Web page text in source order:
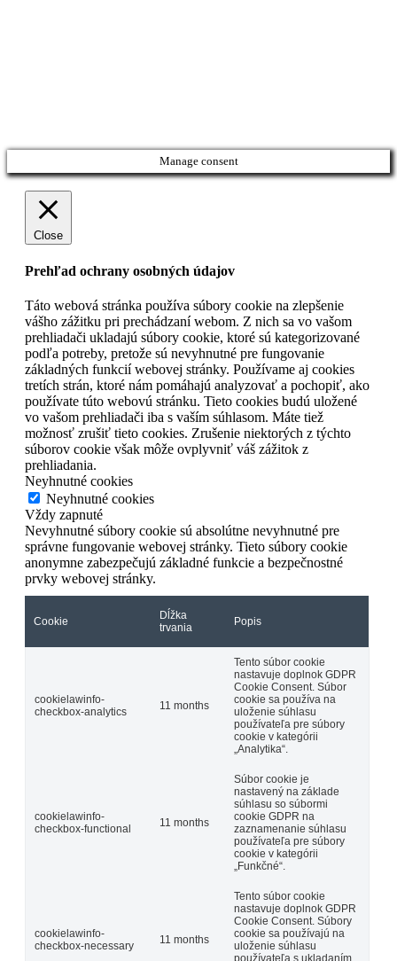
Manage consent
Close
Prehľad ochrany osobných údajov
Táto webová stránka používa súbory cookie na zlepšenie
vášho zážitku pri prechádzaní webom. Z nich sa vo vašom
prehliadači ukladajú súbory cookie, ktoré sú kategorizované
podľa potreby, pretože sú nevyhnutné pre fungovanie
základných funkcií webovej stránky. Používame aj cookies
tretích strán, ktoré nám pomáhajú analyzovať a pochopiť, ako
používate túto webovú stránku. Tieto cookies budú uložené
vo vašom prehliadači iba s vaším súhlasom. Máte tiež
možnosť zrušiť tieto cookies. Zrušenie niektorých z týchto
súborov cookie však môže ovplyvniť váš zážitok z
prehliadania.
Neyhnutné cookies
Neyhnutné cookies
Vždy zapnuté
Nevyhnutné súbory cookie sú absolútne nevyhnutné pre
správne fungovanie webovej stránky. Tieto súbory cookie
anonymne zabezpečujú základné funkcie a bezpečnostné
prvky webovej stránky.
Cookie
Dĺžka
trvania
Popis
cookielawinfo-
checkbox-analytics
11 months
Tento súbor cookie
nastavuje doplnok GDPR
Cookie Consent. Súbor
cookie sa používa na
uloženie súhlasu
používateľa pre súbory
cookie v kategórii
„Analytika“.
cookielawinfo-
checkbox-functional
11 months
Súbor cookie je
nastavený na základe
súhlasu so súbormi
cookie GDPR na
zaznamenanie súhlasu
používateľa pre súbory
cookie v kategórii
„Funkčné“.
cookielawinfo-
checkbox-necessary
11 months
Tento súbor cookie
nastavuje doplnok GDPR
Cookie Consent. Súbory
cookie sa používajú na
uloženie súhlasu
používateľa s ukladaním